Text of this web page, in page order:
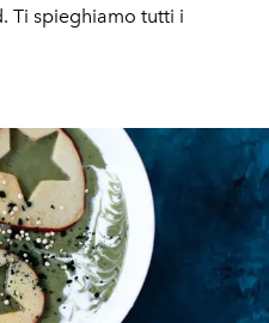
Ti spieghiamo tutti i